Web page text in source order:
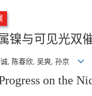
镍与可见光双
诚, 陈春欣, 吴爽, 孙京
on the